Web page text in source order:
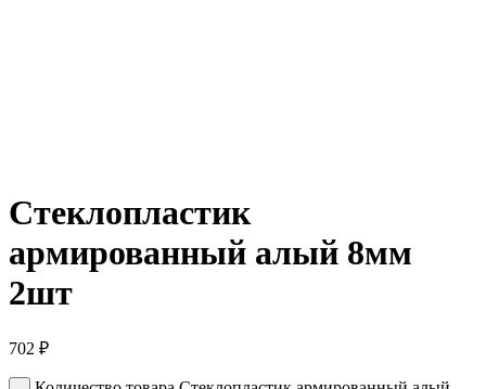
Стеклопластик
армированный алый 8мм
2шт
702 ₽